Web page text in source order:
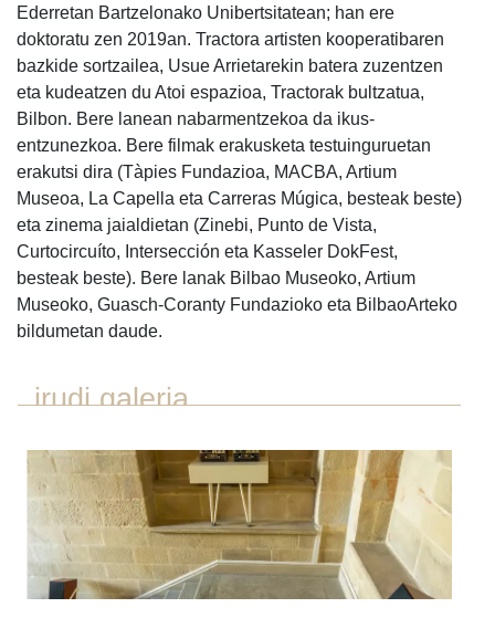
Ederretan Bartzelonako Unibertsitatean; han ere
doktoratu zen 2019an. Tractora artisten kooperatibaren
bazkide sortzailea, Usue Arrietarekin batera zuzentzen
eta kudeatzen du Atoi espazioa, Tractorak bultzatua,
Bilbon. Bere lanean nabarmentzekoa da ikus-
entzunezkoa. Bere filmak erakusketa testuinguruetan
erakutsi dira (Tàpies Fundazioa, MACBA, Artium
Museoa, La Capella eta Carreras Múgica, besteak beste)
eta zinema jaialdietan (Zinebi, Punto de Vista,
Curtocircuíto, Intersección eta Kasseler DokFest,
besteak beste). Bere lanak Bilbao Museoko, Artium
Museoko, Guasch-Coranty Fundazioko eta BilbaoArteko
bildumetan daude.
irudi galeria